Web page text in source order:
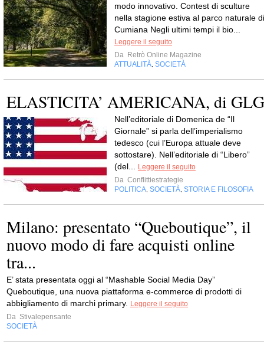
modo innovativo. Contest di sculture
nella stagione estiva al parco naturale di
Cumiana Negli ultimi tempi il bio...
Leggere il seguito
Da Retrò Online Magazine
ATTUALITÀ SOCIETÀ
ELASTICITA’ AMERICANA, di GLG
Nell’editoriale di Domenica de “Il
Giornale” si parla dell’imperialismo
tedesco (cui l’Europa attuale deve
sottostare). Nell’editoriale di “Libero”
(del...
Leggere il seguito
Da Conflittiestrategie
POLITICA SOCIETÀ STORIA E FILOSOFIA
Milano: presentato “Queboutique”, il
nuovo modo di fare acquisti online
tra...
E’ stata presentata oggi al “Mashable Social Media Day”
Queboutique, una nuova piattaforma e-commerce di prodotti di
abbigliamento di marchi primary. Leggere il seguito
Da Stivalepensante
SOCIETÀ